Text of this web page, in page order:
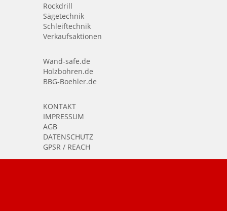
Rockdrill
Sägetechnik
Schleiftechnik
Verkaufsaktionen
Wand-safe.de
Holzbohren.de
BBG-Boehler.de
KONTAKT
IMPRESSUM
AGB
DATENSCHUTZ
GPSR / REACH